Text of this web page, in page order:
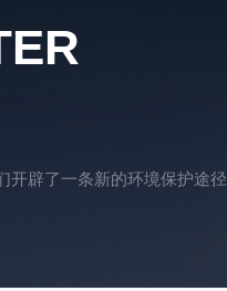
开辟了一条新的环境保护途径